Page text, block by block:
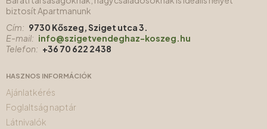
biztosít Apartmanunk
Cím: 9730 Kőszeg, Sziget utca 3.
E-mail: info@szigetvendeghaz-koszeg.hu
Telefon: +36 70 622 2438
HASZNOS INFORMÁCIÓK
Ajánlatkérés
Foglaltság naptár
Látnivalók